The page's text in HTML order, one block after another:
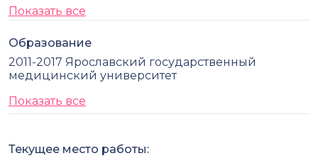
Показать все
Образование
2011-2017 Ярославский государственный
медицинский университет
Показать все
Текущее место работы: